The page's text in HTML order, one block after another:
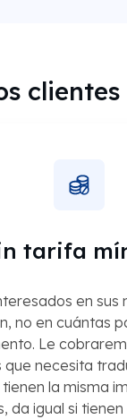
tarifa
en sus
no en cuántas
Le
necesita
la misma
da igual si